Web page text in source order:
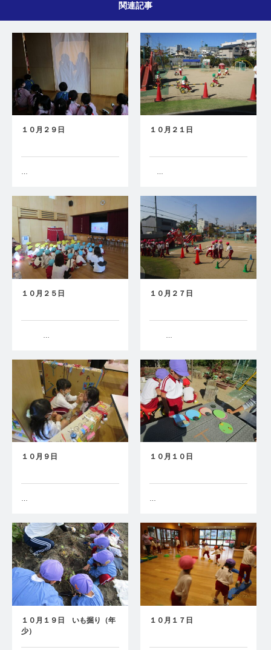
関連記事
１０月２９日
…
１０月２１日
…
１０月２５日 １０月２７日
１０月９日 １０月１０日
１０月１９日 いも掘り（年
少）
１０月１７日